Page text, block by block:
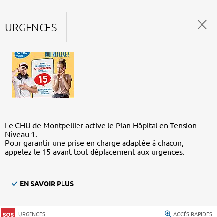
URGENCES
Le CHU de Montpellier active le Plan Hôpital en Tension –
Niveau 1.
Pour garantir une prise en charge adaptée à chacun,
appelez le 15 avant tout déplacement aux urgences.
EN SAVOIR PLUS
URGENCES ACCÈS RAPIDES